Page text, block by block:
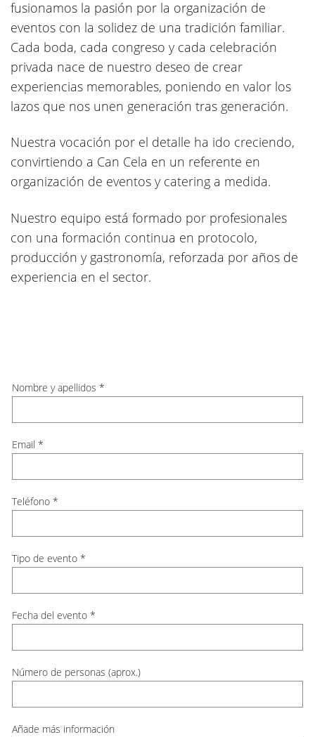
fusionamos la pasión por la organización de
eventos con la solidez de una tradición familiar.
Cada boda, cada congreso y cada celebración
privada nace de nuestro deseo de crear
experiencias memorables, poniendo en valor los
lazos que nos unen generación tras generación.
Nuestra vocación por el detalle ha ido creciendo,
convirtiendo a Can Cela en un referente en
organización de eventos y catering a medida.
Nuestro equipo está formado por profesionales
con una formación continua en protocolo,
producción y gastronomía, reforzada por años de
experiencia en el sector.
CONTACTO
Nombre y apellidos *
Email *
Teléfono *
Tipo de evento *
Fecha del evento *
Número de personas (aprox.)
Añade más información